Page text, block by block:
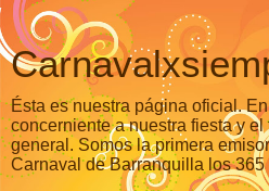
Ésta es nuestra página oficial.
concerniente a nuestra fiesta y
general. Somos la primera
Carnaval de Barranquilla los